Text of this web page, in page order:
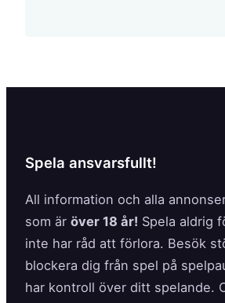
o
Spela ansvarsfullt!
All information och alla
som är över 18 år! Spela aldrig
inte har råd att förlora. Besök
blockera dig från spel på
har kontroll över ditt spelande.